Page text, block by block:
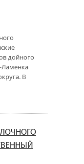
дойного
Ламенка
В